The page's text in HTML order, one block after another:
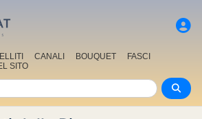
CANALI BOUQUET
FASCI
SITO